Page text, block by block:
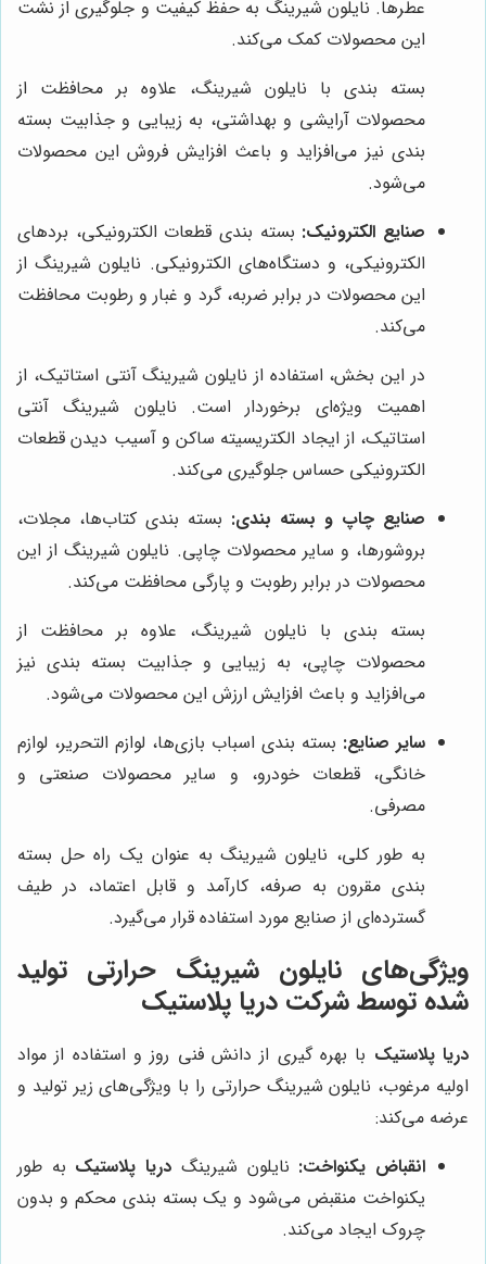
عطرها. نایلون شیرینگ به حفظ کیفیت و جلوگیری از نشت
این محصولات کمک می‌کند.
بسته بندی با نایلون شیرینگ، علاوه بر محافظت از
محصولات آرایشی و بهداشتی، به زیبایی و جذابیت بسته
بندی نیز می‌افزاید و باعث افزایش فروش این محصولات
می‌شود.
صنایع الکترونیک: بسته بندی قطعات الکترونیکی، بردهای
الکترونیکی، و دستگاه‌های الکترونیکی. نایلون شیرینگ از
این محصولات در برابر ضربه، گرد و غبار و رطوبت محافظت
می‌کند.
در این بخش، استفاده از نایلون شیرینگ آنتی استاتیک، از
اهمیت ویژه‌ای برخوردار است. نایلون شیرینگ آنتی
استاتیک، از ایجاد الکتریسیته ساکن و آسیب دیدن قطعات
الکترونیکی حساس جلوگیری می‌کند.
صنایع چاپ و بسته بندی: بسته بندی کتاب‌ها، مجلات،
بروشورها، و سایر محصولات چاپی. نایلون شیرینگ از این
محصولات در برابر رطوبت و پارگی محافظت می‌کند.
بسته بندی با نایلون شیرینگ، علاوه بر محافظت از
محصولات چاپی، به زیبایی و جذابیت بسته بندی نیز
می‌افزاید و باعث افزایش ارزش این محصولات می‌شود.
سایر صنایع: بسته بندی اسباب بازی‌ها، لوازم التحریر، لوازم
خانگی، قطعات خودرو، و سایر محصولات صنعتی و
مصرفی.
به طور کلی، نایلون شیرینگ به عنوان یک راه حل بسته
بندی مقرون به صرفه، کارآمد و قابل اعتماد، در طیف
گسترده‌ای از صنایع مورد استفاده قرار می‌گیرد.
ویژگی‌های نایلون شیرینگ حرارتی تولید
شده توسط شرکت دریا پلاستیک
دریا پلاستیک با بهره گیری از دانش فنی روز و استفاده از مواد
اولیه مرغوب، نایلون شیرینگ حرارتی را با ویژگی‌های زیر تولید و
عرضه می‌کند:
انقباض یکنواخت: نایلون شیرینگ دریا پلاستیک به طور
یکنواخت منقبض می‌شود و یک بسته بندی محکم و بدون
چروک ایجاد می‌کند.